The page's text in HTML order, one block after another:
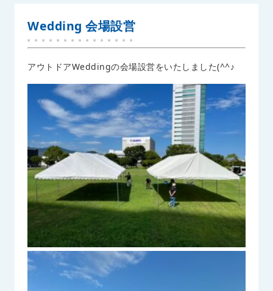
Wedding 会場設営
アウトドアWeddingの会場設営をいたしました(^^♪